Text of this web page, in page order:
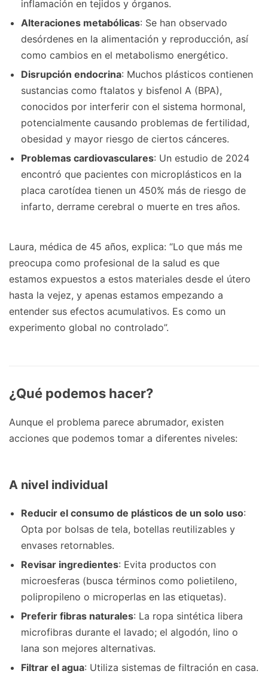
inflamación en tejidos y órganos.
Alteraciones metabólicas: Se han observado
desórdenes en la alimentación y reproducción, así
como cambios en el metabolismo energético.
Disrupción endocrina: Muchos plásticos contienen
sustancias como ftalatos y bisfenol A (BPA),
conocidos por interferir con el sistema hormonal,
potencialmente causando problemas de fertilidad,
obesidad y mayor riesgo de ciertos cánceres.
Problemas cardiovasculares: Un estudio de 2024
encontró que pacientes con microplásticos en la
placa carotídea tienen un 450% más de riesgo de
infarto, derrame cerebral o muerte en tres años.
Laura, médica de 45 años, explica: “Lo que más me
preocupa como profesional de la salud es que
estamos expuestos a estos materiales desde el útero
hasta la vejez, y apenas estamos empezando a
entender sus efectos acumulativos. Es como un
experimento global no controlado”.
¿Qué podemos hacer?
Aunque el problema parece abrumador, existen
acciones que podemos tomar a diferentes niveles:
A nivel individual
Reducir el consumo de plásticos de un solo uso:
Opta por bolsas de tela, botellas reutilizables y
envases retornables.
Revisar ingredientes: Evita productos con
microesferas (busca términos como polietileno,
polipropileno o microperlas en las etiquetas).
Preferir fibras naturales: La ropa sintética libera
microfibras durante el lavado; el algodón, lino o
lana son mejores alternativas.
Filtrar el agua: Utiliza sistemas de filtración en casa.